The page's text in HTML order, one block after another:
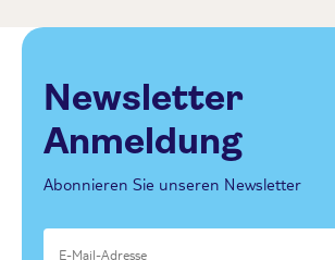
Newsletter
Anmeldung
Abonnieren Sie unseren Newsletter